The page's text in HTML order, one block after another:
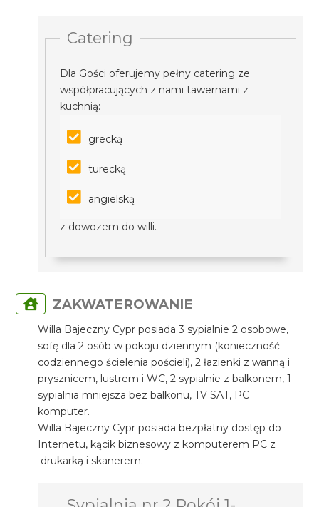
Catering
Dla Gości oferujemy pełny catering ze
współpracujących z nami tawernami z
kuchnią:
grecką
turecką
angielską
z dowozem do willi.
ZAKWATEROWANIE
Willa Bajeczny Cypr posiada 3 sypialnie 2 osobowe,
sofę dla 2 osób w pokoju dziennym (konieczność
codziennego ścielenia pościeli), 2 łazienki z wanną i
prysznicem, lustrem i WC, 2 sypialnie z balkonem, 1
sypialnia mniejsza bez balkonu, TV SAT, PC
komputer.
Willa Bajeczny Cypr posiada bezpłatny dostęp do
Internetu, kącik biznesowy z komputerem PC z
drukarką i skanerem.